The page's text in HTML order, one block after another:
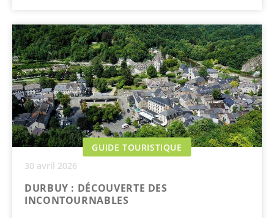
GUIDE TOURISTIQUE
30 avril 2026
DURBUY : DÉCOUVERTE DES
INCONTOURNABLES